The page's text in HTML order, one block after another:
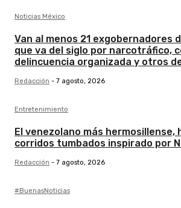
Noticias México
Van al menos 21 exgobernadores
que va del siglo por narcotráfico,
delincuencia organizada y otros
Redacción - 7 agosto, 2026
Entretenimiento
El venezolano más
corridos tumbados inspirado por
Redacción - 7 agosto, 2026
#BuenasNoticias